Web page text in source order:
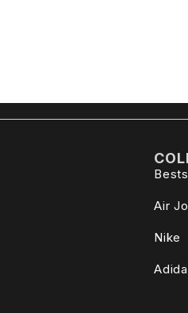
Air
Nike